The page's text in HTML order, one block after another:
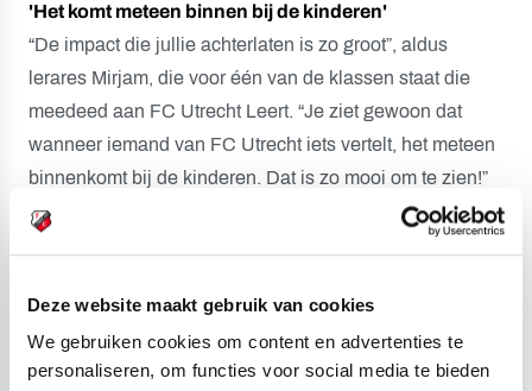
Deze website maakt gebruik van cookies
We gebruiken cookies om content en advertenties te
personaliseren, om functies voor social media te bieden
'Het komt meteen binnen bij de kinderen'
“De impact die jullie achterlaten is zo groot”, aldus
lerares Mirjam, die voor één van de klassen staat die
meedeed aan FC Utrecht Leert. “Je ziet gewoon dat
wanneer iemand van FC Utrecht iets vertelt, het meteen
binnenkomt bij de kinderen. Dat is zo mooi om te zien!”
FC Utrecht Leert is het afgelopen seizoen gehouden in
Zeist, Nieuwegein, IJsselstein, Amersfoort, Lopikerkapel,
Utrecht. Het thema waarover in de meeste klassen les is